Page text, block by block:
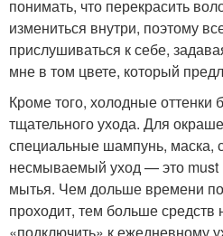
понимать, что перекрасить
измениться внутри, поэтому
прислушиваться к себе,
мне в том цвете, который
Кроме того, холодные оттенки
тщательного ухода. Для
специальные шампунь,
несмываемый уход — это must
мытья. Чем дольше времени
проходит, тем больше средств